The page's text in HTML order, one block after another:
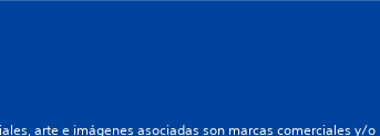
arte e imágenes asociadas son marcas comerciales y/